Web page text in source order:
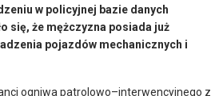
w policyjnej bazie danych
się, że mężczyzna posiada już
pojazdów mechanicznych i
ogniwa patrolowo–interwencyjnego z